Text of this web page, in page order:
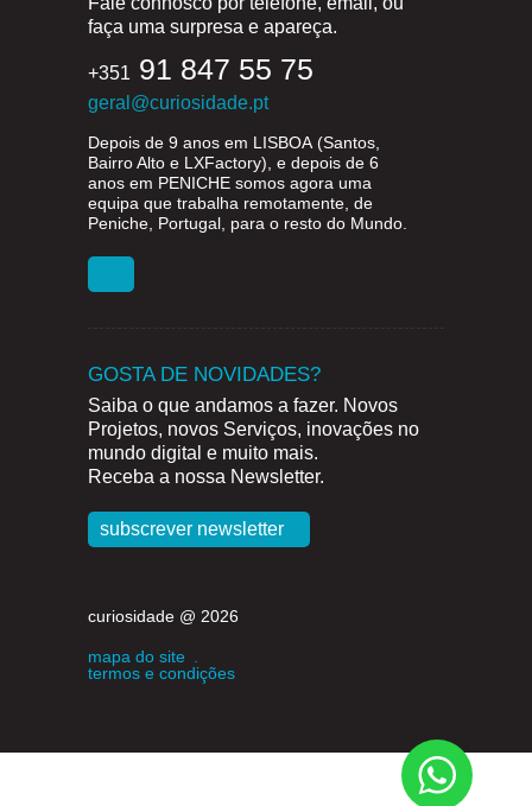
faça uma surpresa e apareça.
+351 91 847 55 75
geral@curiosidade.pt
Depois de 9 anos em LISBOA (Santos,
Bairro Alto e LXFactory), e depois de 6
anos em PENICHE somos agora uma
equipa que trabalha remotamente, de
Peniche, Portugal, para o resto do Mundo.
GOSTA DE NOVIDADES?
Saiba o que andamos a fazer. Novos
Projetos, novos Serviços, inovações no
mundo digital e muito mais.
Receba a nossa Newsletter.
subscrever newsletter
curiosidade @ 2026
mapa do site
termos e condições